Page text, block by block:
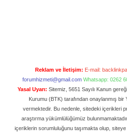
Reklam ve İletişim: E-mail:
forumhizmeti@gmail.com Whatsapp: 0262
Yasal Uyarı: Sitemiz, 5651 Sayılı Kanun
Kurumu (BTK) tarafından onaylanmış bir
vermektedir. Bu nedenle, sitedeki içerikleri
araştırma yükümlülüğümüz
içeriklerin sorumluluğunu taşımakta olup,